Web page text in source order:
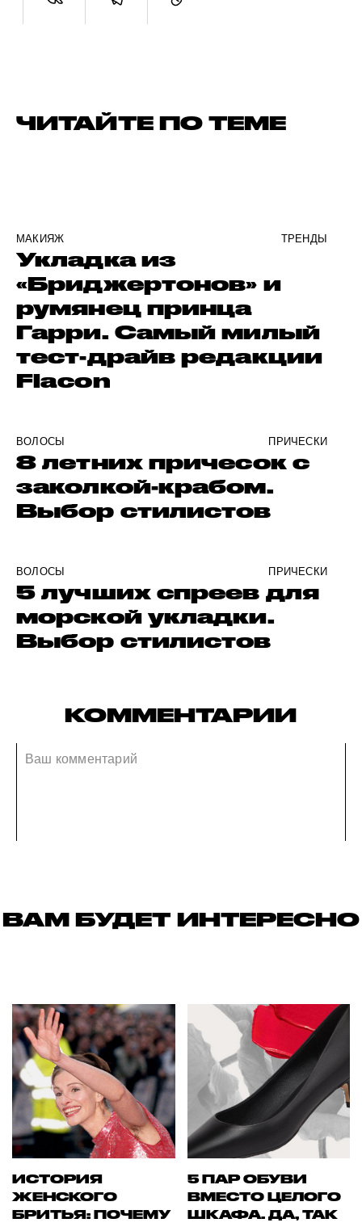
ЧИТАЙТЕ ПО ТЕМЕ
МАКИЯЖ ТРЕНДЫ
Укладка из
«Бриджертонов» и
румянец принца
Гарри. Самый милый
тест-драйв редакции
Flacon
ВОЛОСЫ ПРИЧЕСКИ
8 летних причесок с
заколкой-крабом.
Выбор стилистов
ВОЛОСЫ ПРИЧЕСКИ
5 лучших спреев для
морской укладки.
Выбор стилистов
КОММЕНТАРИИ
ВАМ БУДЕТ ИНТЕРЕСНО
ИСТОРИЯ
ЖЕНСКОГО
БРИТЬЯ: ПОЧЕМУ
5 ПАР ОБУВИ
ВМЕСТО ЦЕЛОГО
ШКАФА. ДА, ТАК